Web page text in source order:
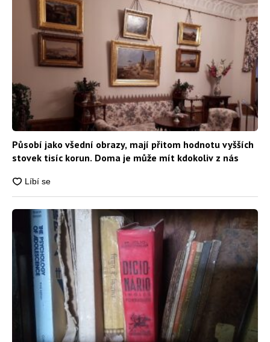
Působí jako všední obrazy, mají přitom hodnotu vyšších
stovek tisíc korun. Doma je může mít kdokoliv z nás